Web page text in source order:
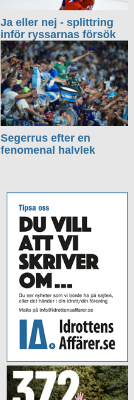
Ja eller nej - splittring
inför ryssarnas försök
Segerrus efter en
fenomenal halvlek